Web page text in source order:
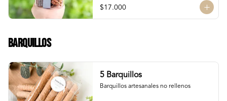
4 tipos de chocolate
Chocolate Bitter
Chocolate de leche
$17.000
Barquillos
5 Barquillos
Barquillos artesanales no rellenos